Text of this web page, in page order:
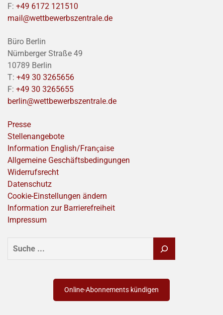
F: +49 6172 121510
mail@wettbewerbszentrale.de
Büro Berlin
Nürnberger Straße 49
10789 Berlin
T: +49 30 3265656
F: +49 30 3265655
berlin@wettbewerbszentrale.de
Presse
Stellenangebote
Information English/Franҫaise
Allgemeine Geschäftsbedingungen
Widerrufsrecht
Datenschutz
Cookie-Einstellungen ändern
Information zur Barrierefreiheit
Impressum
SUCHEN
Online-Abonnements kündigen